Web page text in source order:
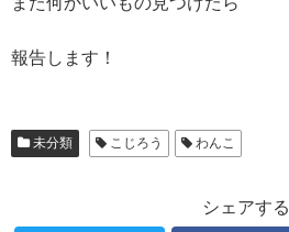
報告します！
未分類 こじろう わんこ
シェアする